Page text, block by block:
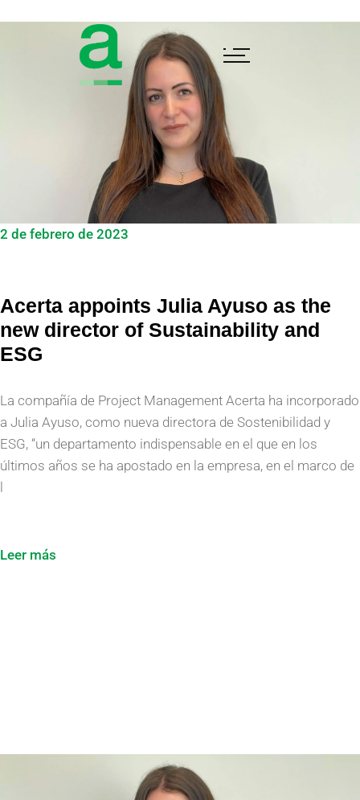
2 de febrero de 2023
Acerta appoints Julia Ayuso as the
new director of Sustainability and
ESG
La compañía de Project Management Acerta ha incorporado
a Julia Ayuso, como nueva directora de Sostenibilidad y
ESG, “un departamento indispensable en el que en los
últimos años se ha apostado en la empresa, en el marco de
l
Leer más